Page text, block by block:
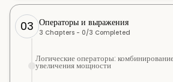
03 Операторы и выражения
3 Chapters - 0/3 Completed
Логические операторы:
увеличения мощности